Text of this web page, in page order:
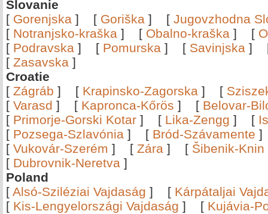
Slovanie
[ Gorenjska ] [ Goriška ] [ Jugovzhodna
[ Notranjsko-kraška ] [ Obalno-kraška ] [
[ Podravska ] [ Pomurska ] [ Savinjska ]
[ Zasavska ]
Croatie
[ Zágráb ] [ Krapinsko-Zagorska ] [
[ Varasd ] [ Kapronca-Kőrös ] [ Belovar-
[ Primorje-Gorski Kotar ] [ Lika-Zengg ] [
[ Pozsega-Szlavónia ] [ Bród-Szávamente
[ Vukovár-Szerém ] [ Zára ] [ Šibenik-Knin
[ Dubrovnik-Neretva ]
Poland
[ Alsó-Sziléziai Vajdaság ] [ Kárpátaljai
[ Kis-Lengyelországi Vajdaság ] [ Kujávia-